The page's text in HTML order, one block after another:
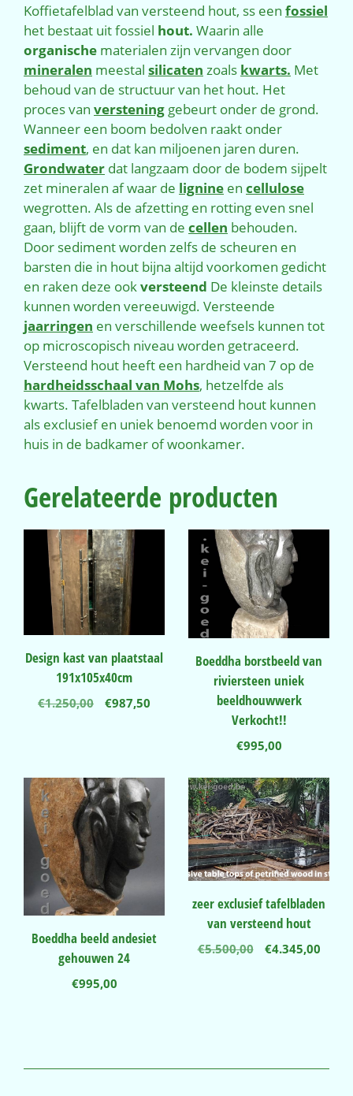
Koffietafelblad van versteend hout, ss een fossiel
het bestaat uit fossiel hout. Waarin alle
organische materialen zijn vervangen door
mineralen meestal silicaten zoals kwarts. Met
behoud van de structuur van het hout. Het
proces van verstening gebeurt onder de grond.
Wanneer een boom bedolven raakt onder
sediment, en dat kan miljoenen jaren duren.
Grondwater dat langzaam door de bodem sijpelt
zet mineralen af waar de lignine en cellulose
wegrotten. Als de afzetting en rotting even snel
gaan, blijft de vorm van de cellen behouden.
Door sediment worden zelfs de scheuren en
barsten die in hout bijna altijd voorkomen gedicht
en raken deze ookversteend De kleinste details
kunnen worden vereeuwigd. Versteende
jaarringen en verschillende weefsels kunnen tot
op microscopisch niveau worden getraceerd.
Versteend hout heeft een hardheid van 7 op de
hardheidsschaal van Mohs, hetzelfde als
kwarts. Tafelbladen van versteend hout kunnen
als exclusief en uniek benoemd worden voor in
huis in de badkamer of woonkamer.
Gerelateerde producten
Design kast van plaatstaal
191x105x40cm
€1.250,00
Oorspronkelijke
€987,50
Boeddha borstbeeld van
riviersteen uniek
beeldhouwwerk
Verkocht!!
€995,00
Boeddha beeld andesiet
gehouwen 24
€995,00
zeer exclusief tafelbladen
van versteend hout
€5.500,00 €4.345,00